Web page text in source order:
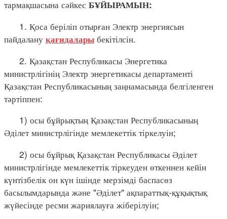
тармақшасына сәйкес БҰЙЫРАМЫН:
1. Қоса беріліп отырған Электр энергиясын
пайдалану қағидалары бекітілсін.
2. Қазақстан Республикасы Энергетика
министрлігінің Электр энергетикасы департаменті
Қазақстан Республикасының заңнамасында белгіленген
тәртіппен:
1) осы бұйрықтың Қазақстан Республикасының
Әділет министрлігінде мемлекеттік тіркелуін;
2) осы бұйрық Қазақстан Республикасы Әділет
министрлігінде мемлекеттік тіркеуден өткеннен кейін
күнтізбелік он күн ішінде мерзімді баспасөз
басылымдарында және "Әділет" ақпараттық-құқықтық
жүйесінде ресми жариялауға жіберілуін;